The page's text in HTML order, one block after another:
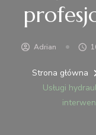
Adrian
Strona główna
Usługi